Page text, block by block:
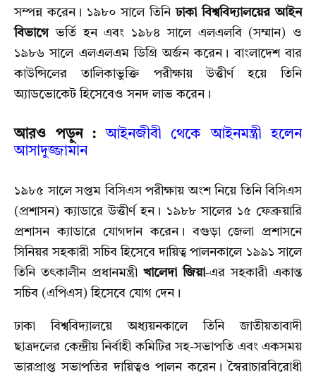
সম্পন্ন করেন। ১৯৮০ সালে তিনিঢাকা বিশ্ববিদ্যালয়ের আইন
বিভাগেভর্তি হন এবং ১৯৮৪ সালে এলএলবি (সম্মান) ও
১৯৮৬ সালে এলএলএম ডিগ্রি অর্জন করেন। বাংলাদেশ বার
কাউন্সিলের তালিকাভুক্তি পরীক্ষায় উত্তীর্ণ হয়ে তিনি
অ্যাডভোকেট হিসেবেও সনদ লাভ করেন।
আরও পড়ুন :
আইনজীবী থেকে আইনমন্ত্রী হলেন
আসাদুজ্জামান
১৯৮৫ সালে সপ্তম বিসিএস পরীক্ষায় অংশ নিয়ে তিনি বিসিএস
(প্রশাসন) ক্যাডারে উত্তীর্ণ হন। ১৯৮৮ সালের ১৫ ফেব্রুয়ারি
প্রশাসন ক্যাডারে যোগদান করেন। বগুড়া জেলা প্রশাসনে
সিনিয়র সহকারী সচিব হিসেবে দায়িত্ব পালনকালে ১৯৯১ সালে
তিনি তৎকালীন প্রধানমন্ত্রী খালেদা জিয়া-এর সহকারী একান্ত
সচিব (এপিএস) হিসেবে যোগ দেন।
ঢাকা বিশ্ববিদ্যালয়ে অধ্যয়নকালে তিনি জাতীয়তাবাদী
ছাত্রদলের কেন্দ্রীয় নির্বাহী কমিটির সহ-সভাপতি এবং একসময়
ভারপ্রাপ্ত সভাপতির দায়িত্বও পালন করেন। স্বৈরাচারবিরোধী